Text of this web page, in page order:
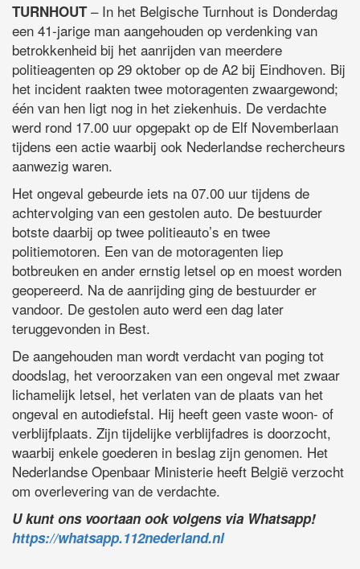
TURNHOUT– In het Belgische Turnhout is Donderdag
een 41-jarige man aangehouden op verdenking van
betrokkenheid bij het aanrijden van meerdere
politieagenten op 29 oktober op de A2 bij Eindhoven. Bij
het incident raakten twee motoragenten zwaargewond;
één van hen ligt nog in het ziekenhuis. De verdachte
werd rond 17.00 uur opgepakt op de Elf Novemberlaan
tijdens een actie waarbij ook Nederlandse rechercheurs
aanwezig waren.
Het ongeval gebeurde iets na 07.00 uur tijdens de
achtervolging van een gestolen auto. De bestuurder
botste daarbij op twee politieauto’s en twee
politiemotoren. Een van de motoragenten liep
botbreuken en ander ernstig letsel op en moest worden
geopereerd. Na de aanrijding ging de bestuurder er
vandoor. De gestolen auto werd een dag later
teruggevonden in Best.
De aangehouden man wordt verdacht van poging tot
doodslag, het veroorzaken van een ongeval met zwaar
lichamelijk letsel, het verlaten van de plaats van het
ongeval en autodiefstal. Hij heeft geen vaste woon- of
verblijfplaats. Zijn tijdelijke verblijfadres is doorzocht,
waarbij enkele goederen in beslag zijn genomen. Het
Nederlandse Openbaar Ministerie heeft België verzocht
om overlevering van de verdachte.
U kunt ons voortaan ook volgens via Whatsapp!
https://whatsapp.112nederland.nl